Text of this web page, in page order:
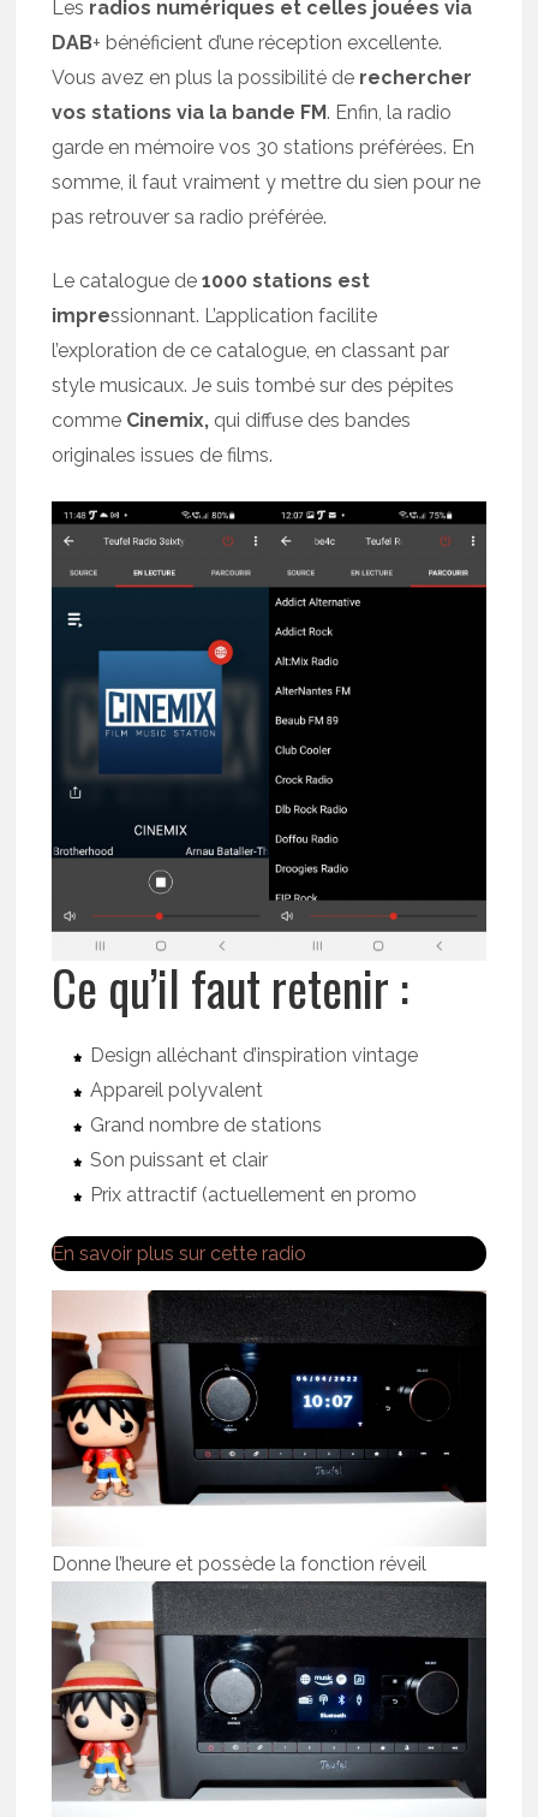
Les radios numériques et celles jouées via
DAB+ bénéficient d’une réception excellente.
Vous avez en plus la possibilité de rechercher
vos stations via la bande FM. Enfin, la radio
garde en mémoire vos 30 stations préférées. En
somme, il faut vraiment y mettre du sien pour ne
pas retrouver sa radio préférée.
Le catalogue de1000 stations est
impressionnant. L’application facilite
l’exploration de ce catalogue, en classant par
style musicaux. Je suis tombé sur des pépites
comme Cinemix, qui diffuse des bandes
originales issues de films.
Ce qu’il faut retenir :
Design alléchant d’inspiration vintage
Appareil polyvalent
Grand nombre de stations
Son puissant et clair
Prix attractif (actuellement en promo
En savoir plus sur cette radio
Donne l’heure et possède la fonction réveil